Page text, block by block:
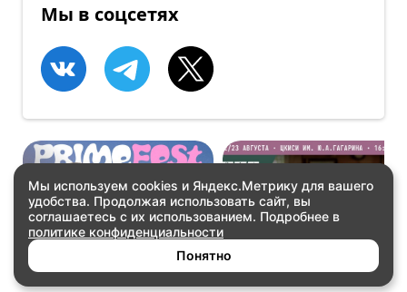
Мы используем cookies и Яндекс.Метрику для вашего
удобства. Продолжая использовать сайт, вы
соглашаетесь с их использованием. Подробнее в
политике конфиденциальности
Понятно
Мы в соцсетях
КОНЦЕРТЫ
PRIME FEST
КОНЦЕРТЫ
Так звучит Якутия.